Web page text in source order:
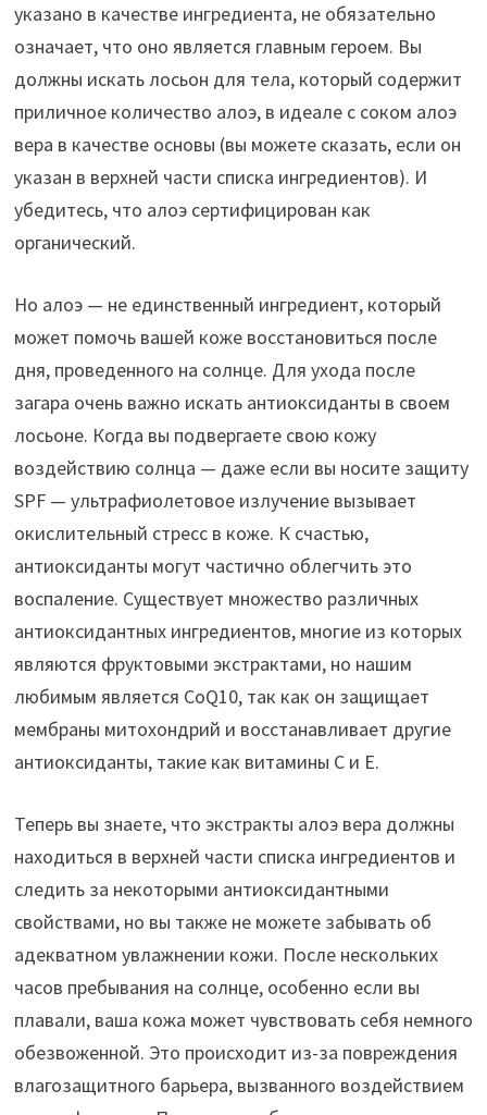
указано в качестве ингредиента, не обязательно
означает, что оно является главным героем. Вы
должны искать лосьон для тела, который содержит
приличное количество алоэ, в идеале с соком алоэ
вера в качестве основы (вы можете сказать, если он
указан в верхней части списка ингредиентов). И
убедитесь, что алоэ сертифицирован как
органический.
Но алоэ — не единственный ингредиент, который
может помочь вашей коже восстановиться после
дня, проведенного на солнце. Для ухода после
загара очень важно искать антиоксиданты в своем
лосьоне. Когда вы подвергаете свою кожу
воздействию солнца — даже если вы носите защиту
SPF — ультрафиолетовое излучение вызывает
окислительный стресс в коже. К счастью,
антиоксиданты могут частично облегчить это
воспаление. Существует множество различных
антиоксидантных ингредиентов, многие из которых
являются фруктовыми экстрактами, но нашим
любимым является CoQ10, так как он защищает
мембраны митохондрий и восстанавливает другие
антиоксиданты, такие как витамины С и Е.
Теперь вы знаете, что экстракты алоэ вера должны
находиться в верхней части списка ингредиентов и
следить за некоторыми антиоксидантными
свойствами, но вы также не можете забывать об
адекватном увлажнении кожи. После нескольких
часов пребывания на солнце, особенно если вы
плавали, ваша кожа может чувствовать себя немного
обезвоженной. Это происходит из-за повреждения
влагозащитного барьера, вызванного воздействием